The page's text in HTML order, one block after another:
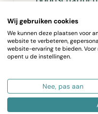
Playmarket Go Up
Premium
groen met
design
Wij gebruiken cookies
We kunnen deze plaatsen voor
website te verbeteren,
website-ervaring te bieden.
opent u de instellingen.
Nee, pas aan